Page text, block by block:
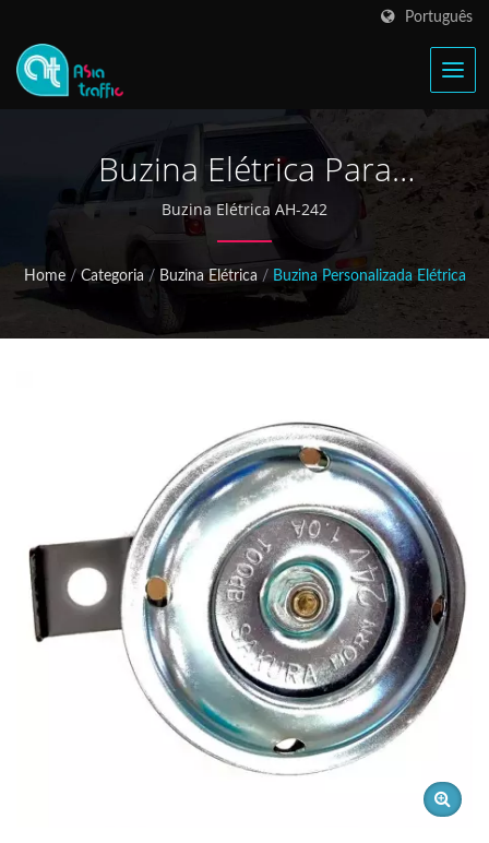
Português
Buzina Elétrica Para
Empilhadeira
Buzina Elétrica AH-242
Home / Categoria / Buzina Elétrica / Buzina Personalizada Elétrica